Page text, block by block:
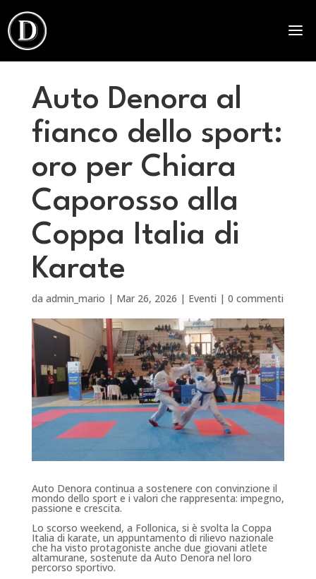
Auto Denora al
fianco dello sport:
oro per Chiara
Caporosso alla
Coppa Italia di
Karate
da admin_mario | Mar 26, 2026 | Eventi | 0 commenti
Auto Denora continua a sostenere con convinzione il
mondo dello sport e i valori che rappresenta: impegno,
passione e crescita.
Lo scorso weekend, a Follonica, si è svolta la Coppa
Italia di karate, un appuntamento di rilievo nazionale
che ha visto protagoniste anche due giovani atlete
altamurane, sostenute da Auto Denora nel loro
percorso sportivo.